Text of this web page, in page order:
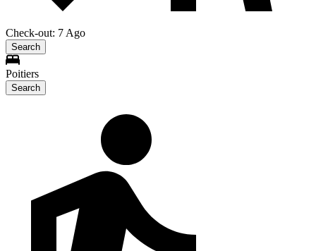
Check-out: 7 Ago
Search
Poitiers
Search